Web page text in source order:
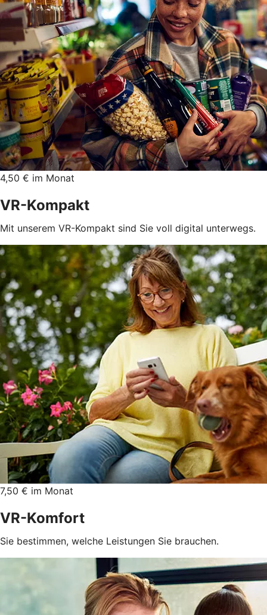
4,50 € im Monat
VR-Kompakt
Mit unserem VR-Kompakt sind Sie voll digital unterwegs.
7,50 € im Monat
VR-Komfort
Sie bestimmen, welche Leistungen Sie brauchen.